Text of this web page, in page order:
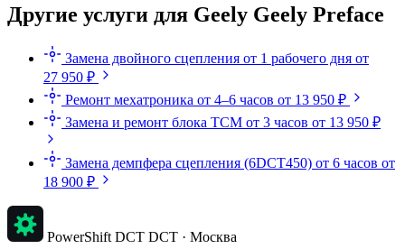
Другие услуги для Geely Geely Preface
Замена двойного сцепления от 1 рабочего дня от
27 950 ₽
Ремонт мехатроника от 4–6 часов от 13 950 ₽
Замена и ремонт блока TCM от 3 часов от 13 950 ₽
Замена демпфера сцепления (6DCT450) от 6 часов от
18 900 ₽
PowerShift DCT DCT · Москва